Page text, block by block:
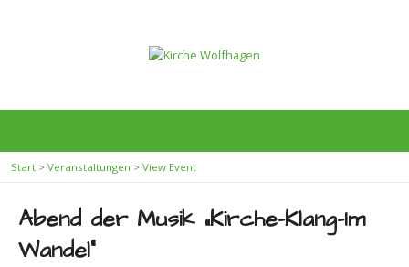
Start > Veranstaltungen > View Event
Abend der Musik „Kirche-Klang-Im
Wandel“